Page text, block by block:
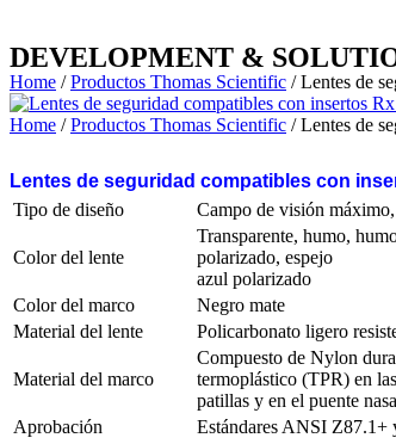
DEVELOPMENT &
Home /Productos Thomas Scientific / Lentes de
Home /Productos Thomas Scientific / Lentes de
Lentes de seguridad compatibles con
Tipo de diseño
Campo de visión
Color del lente
Transparente, humo,
polarizado, espejo
azul polarizado
Color del marco
Negro mate
Material del lente
Policarbonato ligero
Material del marco
Compuesto de Nylon
termoplástico (TPR) en las
patillas y en el puente
Aprobación
Estándares ANSI Z87.1+